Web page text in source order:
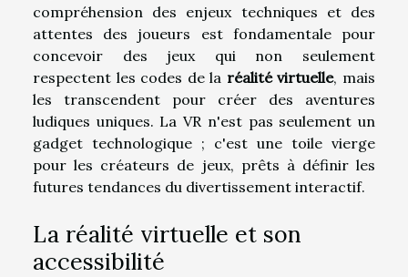
compréhension des enjeux techniques et des
attentes des joueurs est fondamentale pour
concevoir des jeux qui non seulement
respectent les codes de la réalité virtuelle, mais
les transcendent pour créer des aventures
ludiques uniques. La VR n'est pas seulement un
gadget technologique ; c'est une toile vierge
pour les créateurs de jeux, prêts à définir les
futures tendances du divertissement interactif.
La réalité virtuelle et son
accessibilité